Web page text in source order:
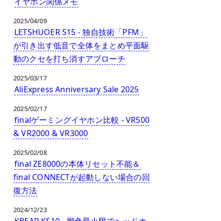
2025/04/09
LETSHUOER S15 - 独自技術「PFM」
が引き出す低音で全体をまとめ平面駆
動のクセを打ち消すアプローチ
2025/03/17
AliExpress Anniversary Sale 2025
2025/02/17
finalゲーミングイヤホン比較 - VR500
& VR2000 & VR3000
2025/02/08
final ZE8000の本体リセット不能＆
final CONNECTが起動しない場合の回
復方法
2024/12/23